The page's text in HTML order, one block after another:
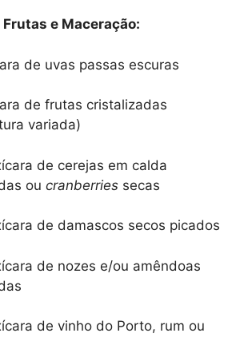
Frutas e Maceração:
de uvas passas escuras
de frutas cristalizadas
variada)
de cerejas em calda
ou cranberriessecas
de damascos secos picados
de nozes e/ou amêndoas
de vinho do Porto, rum ou